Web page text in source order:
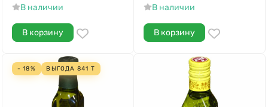
В наличии
В корзину
В наличии
В корзину
- 18% ВЫГОДА 841 Т